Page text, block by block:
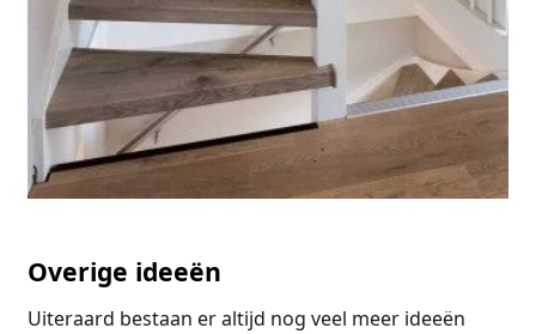
Overige ideeën
Uiteraard bestaan er altijd nog veel meer ideeën